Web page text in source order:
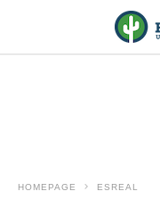
HOMEPAGE ESREAL